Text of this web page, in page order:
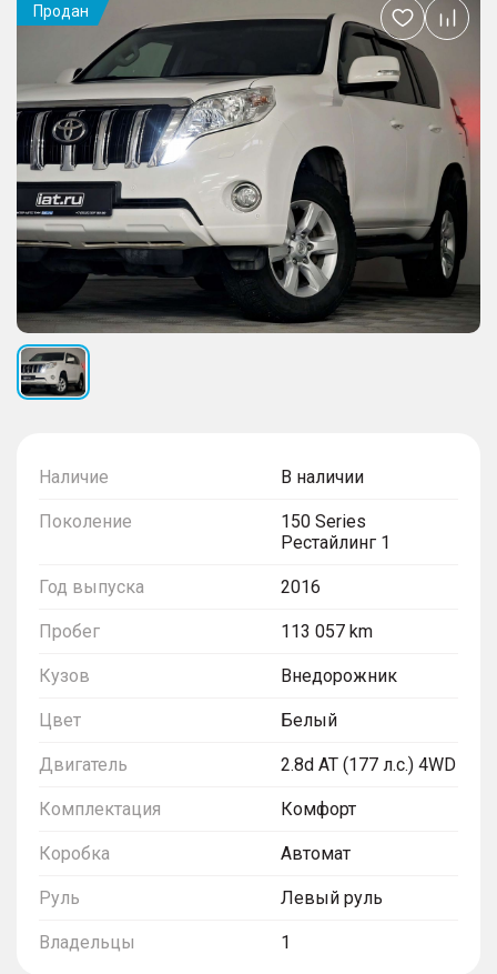
Наличие В наличии
Поколение
150 Series
Рестайлинг 1
Год выпуска 2016
Пробег 113 057 km
Кузов Внедорожник
Цвет Белый
Двигатель 2.8d AT (177 л.с.) 4WD
Комплектация Комфорт
Коробка Автомат
Руль Левый руль
Владельцы 1
Продан
Добавить
в
избранное